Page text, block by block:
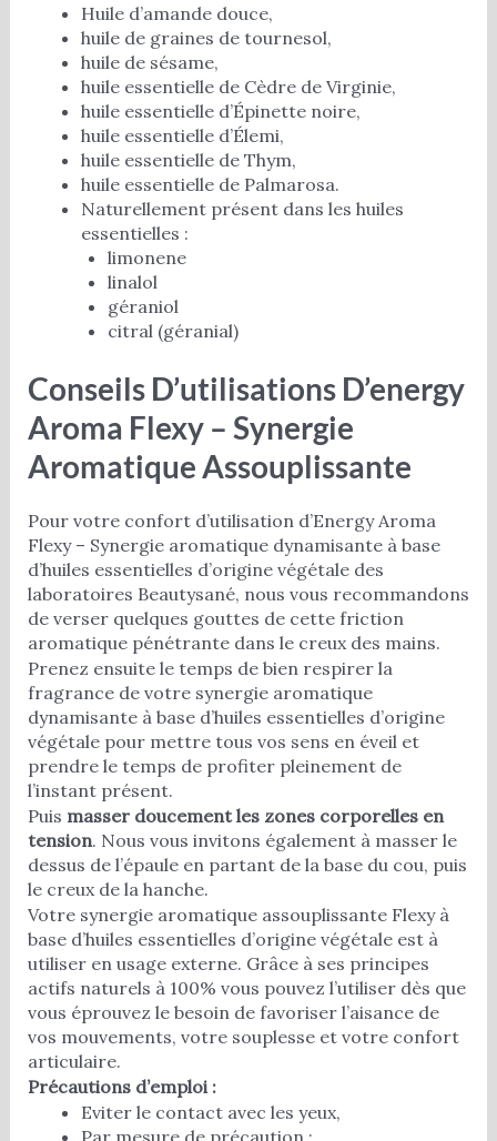
Huile d’amande douce,
huile de graines de tournesol,
huile de sésame,
huile essentielle de Cèdre de Virginie,
huile essentielle d’Épinette noire,
huile essentielle d’Élemi,
huile essentielle de Thym,
huile essentielle de Palmarosa.
Naturellement présent dans les huiles
essentielles :
limonene
linalol
géraniol
citral (géranial)
Conseils D’utilisations D’energy
Aroma Flexy – Synergie
Aromatique Assouplissante
Pour votre confort d’utilisation d’Energy Aroma
Flexy – Synergie aromatique dynamisante à base
d’huiles essentielles d’origine végétale des
laboratoires Beautysané, nous vous recommandons
de verser quelques gouttes de cette friction
aromatique pénétrante dans le creux des mains.
Prenez ensuite le temps de bien respirer la
fragrance de votre synergie aromatique
dynamisante à base d’huiles essentielles d’origine
végétale pour mettre tous vos sens en éveil et
prendre le temps de profiter pleinement de
l’instant présent.
Puis masser doucement les zones corporelles en
tension. Nous vous invitons également à masser le
dessus de l’épaule en partant de la base du cou, puis
le creux de la hanche.
Votre synergie aromatique assouplissante Flexy à
base d’huiles essentielles d’origine végétale est à
utiliser en usage externe. Grâce à ses principes
actifs naturels à 100% vous pouvez l’utiliser dès que
vous éprouvez le besoin de favoriser l’aisance de
vos mouvements, votre souplesse et votre confort
articulaire.
Précautions d’emploi :
Eviter le contact avec les yeux,
Par mesure de précaution :